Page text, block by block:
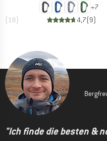
(18)
+7
4,7(9)
"Ich finde die besten &